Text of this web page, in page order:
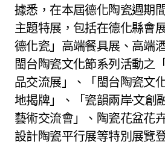
據悉，在本屆德化陶瓷週期
主題特展，包括在德化縣會
德化瓷」高端餐具展、高端
閩台陶瓷文化節系列活動之
品交流展」、「閩台陶瓷文
地揭牌」、「瓷韻兩岸·文
藝術交流會」、陶瓷花盆花
設計陶瓷平行展等特別展覽